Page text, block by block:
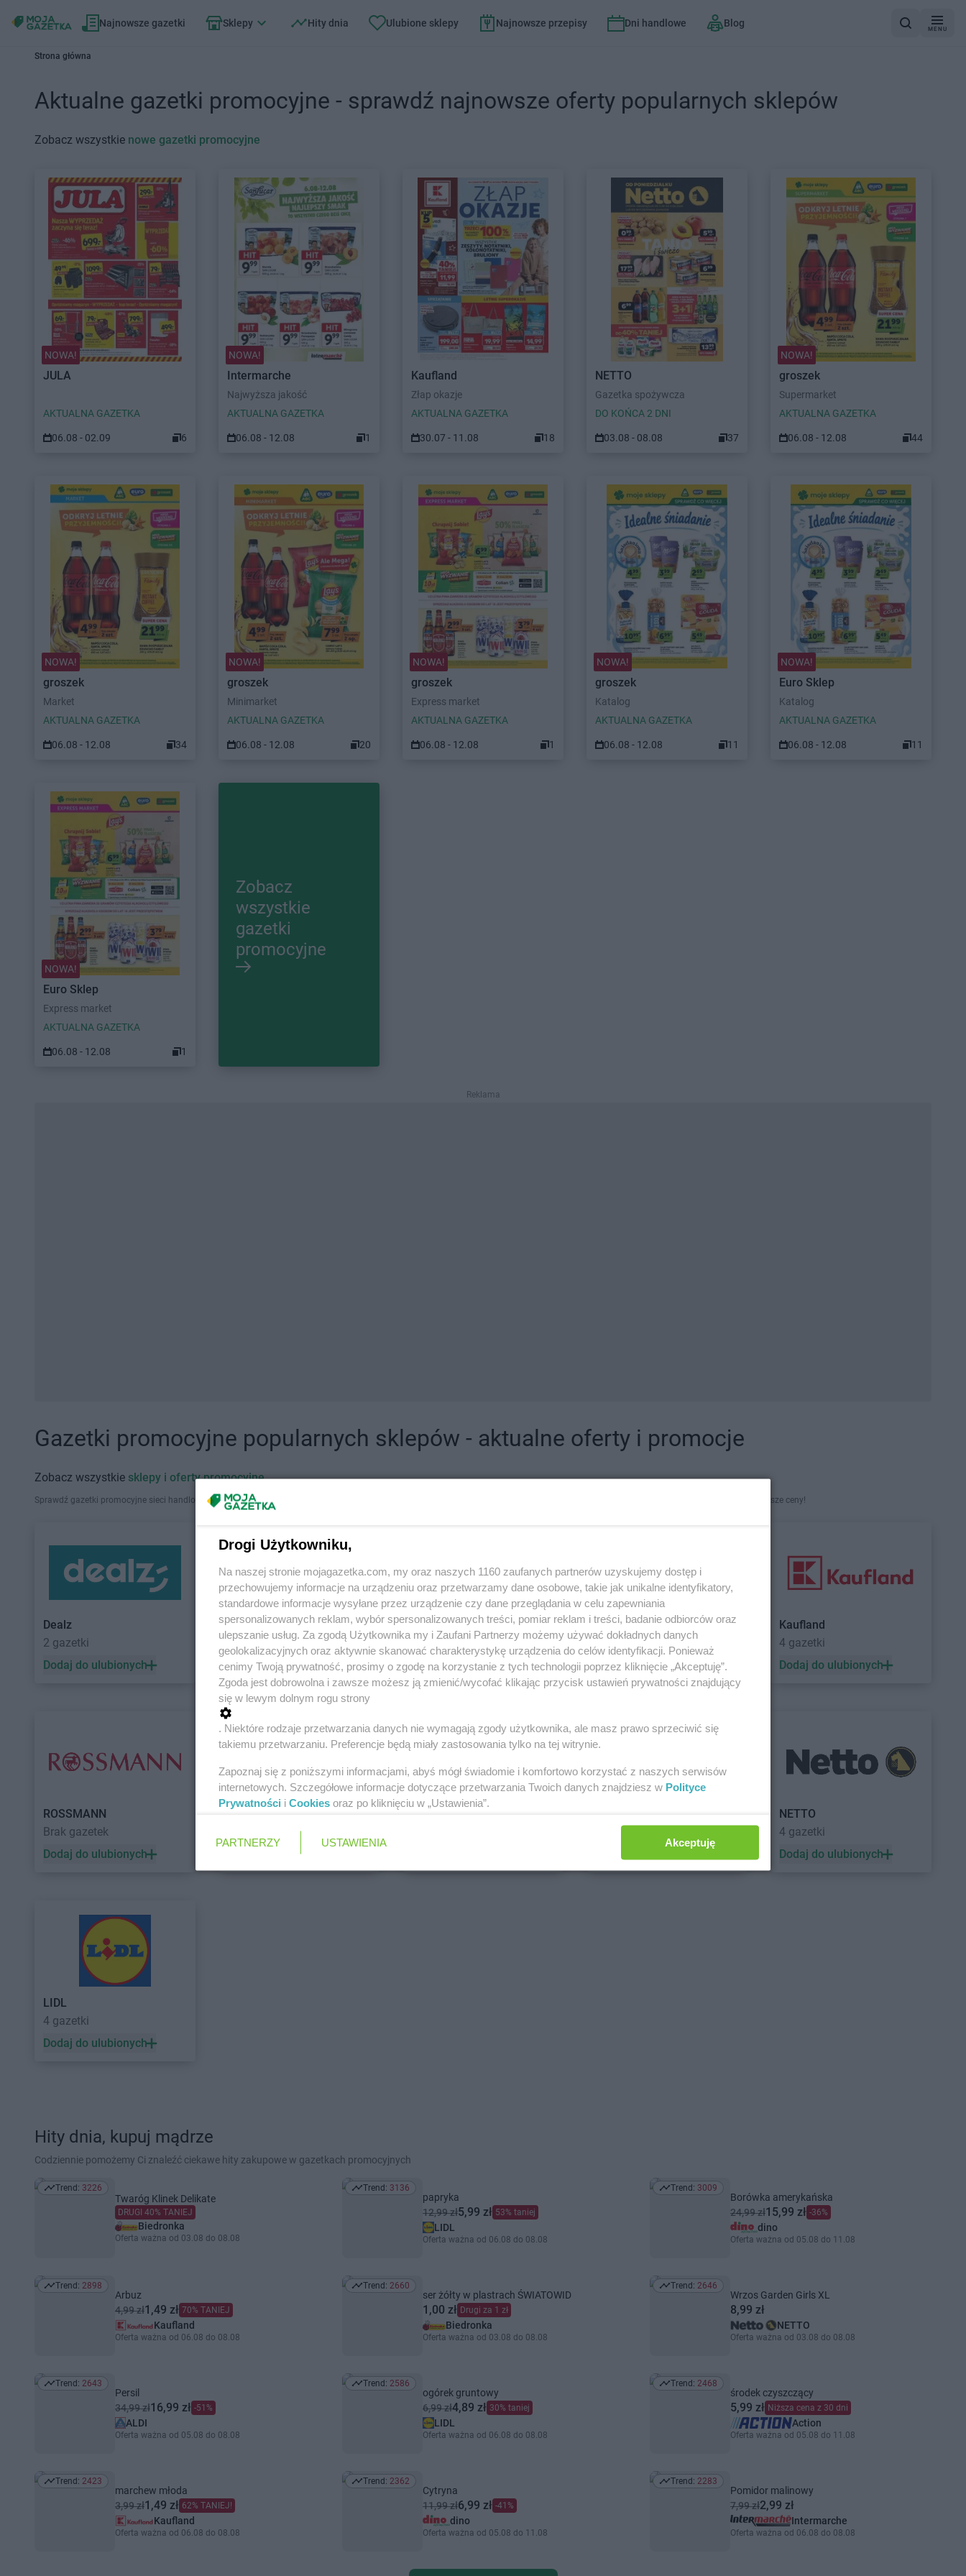
Najnowsze gazetki Sklepy Hity dnia Ulubione sklepy Najnowsze przepisy Dni handlowe Blog
MENU
Strona główna
Aktualne gazetki promocyjne - sprawdź najnowsze oferty popularnych sklepów
Zobacz wszystkie nowe gazetki promocyjne
NOWA!
JULA
AKTUALNA GAZETKA
06.08 - 02.09 6
NOWA!
Intermarche
Najwyższa jakość
AKTUALNA GAZETKA
06.08 - 12.08 1
Kaufland
Złap okazje
AKTUALNA GAZETKA
30.07 - 11.08 18
NETTO
Gazetka spożywcza
DO KOŃCA 2 DNI
03.08 - 08.08 37
NOWA!
groszek
Supermarket
AKTUALNA GAZETKA
06.08 - 12.08 44
NOWA!
groszek
Market
AKTUALNA GAZETKA
06.08 - 12.08 34
NOWA!
groszek
Minimarket
AKTUALNA GAZETKA
06.08 - 12.08 20
NOWA!
groszek
Express market
AKTUALNA GAZETKA
06.08 - 12.08 1
NOWA!
groszek
Katalog
AKTUALNA GAZETKA
06.08 - 12.08 11
NOWA!
Euro Sklep
Katalog
AKTUALNA GAZETKA
06.08 - 12.08 11
NOWA!
Euro Sklep
Express market
AKTUALNA GAZETKA
06.08 - 12.08 1
Zobacz
wszystkie
gazetki
promocyjne
Reklama
Gazetki promocyjne popularnych sklepów - aktualne oferty i promocje
Zobacz wszystkie sklepy i oferty promocyjne
Sprawdź gazetki promocyjne sieci handlowych, które działają w Polsce. Znajdziesz tutaj sklepy należące do lokalnych sieci oraz duże, znane super- i hipermarkety. Najlepsze promocje i najniższe ceny!
Dealz
2 gazetki
Dodaj do ulubionych
POLOmarket
10 gazetek
Dodaj do ulubionych
PEPCO
Brak gazetek
Dodaj do ulubionych
dino
1 gazetka
Dodaj do ulubionych
Kaufland
4 gazetki
Dodaj do ulubionych
ROSSMANN
Brak gazetek
Dodaj do ulubionych
Auchan
Dodaj do ulubionych
9 gazetek
NETTO
4 gazetki
Dodaj do ulubionych
LIDL
4 gazetki
Dodaj do ulubionych
Hity dnia, kupuj mądrze
Codziennie pomożemy Ci znaleźć ciekawe hity zakupowe w gazetkach promocyjnych
Trend: 3226
Trend: 3226
Twaróg Klinek Delikate
DRUGI 40% TANIEJ
Biedronka
Oferta ważna od 03.08 do 08.08
Trend: 3136
Trend: 3136
papryka
12,99 zł5,99 zł 53% taniej
LIDL
Oferta ważna od 06.08 do 08.08
Trend: 3009
Trend: 3009
Borówka amerykańska
24,99 zł15,99 zł -36%
dino
Oferta ważna od 05.08 do 11.08
Trend: 2898
Trend: 2898
Arbuz
4,99 zł1,49 zł 70% TANIEJ
Kaufland
Oferta ważna od 06.08 do 08.08
Trend: 2660
Trend: 2660
ser żółty w plastrach ŚWIATOWID
1,00 zł Drugi za 1 zł
Biedronka
Oferta ważna od 03.08 do 08.08
Trend: 2646
Trend: 2646
Wrzos Garden Girls XL
8,99 zł
NETTO
Oferta ważna od 03.08 do 08.08
Trend: 2643
Trend: 2643
Persil
34,99 zł16,99 zł -51%
ALDI
Oferta ważna od 05.08 do 08.08
Trend: 2586
Trend: 2586
ogórek gruntowy
6,99 zł4,89 zł 30% taniej
LIDL
Oferta ważna od 06.08 do 08.08
Trend: 2468
Trend: 2468
środek czyszczący
5,99 zł Niższa cena z 30 dni
Action
Oferta ważna od 05.08 do 11.08
Trend: 2423
Trend: 2423
marchew młoda
3,99 zł1,49 zł 62% TANIEJ!
Kaufland
Oferta ważna od 06.08 do 08.08
Trend: 2362
Trend: 2362
Cytryna
11,99 zł6,99 zł -41%
dino
Oferta ważna od 05.08 do 11.08
Trend: 2283
Trend: 2283
Pomidor malinowy
7,99 zł2,99 zł
Intermarche
Oferta ważna od 06.08 do 08.08
Drogi Użytkowniku,
Na naszej stronie mojagazetka.com, my oraz naszych 1160 zaufanych partnerów uzyskujemy dostęp i
przechowujemy informacje na urządzeniu oraz przetwarzamy dane osobowe, takie jak unikalne identyfikatory,
standardowe informacje wysyłane przez urządzenie czy dane przeglądania w celu zapewniania
spersonalizowanych reklam, wybór spersonalizowanych treści, pomiar reklam i treści, badanie odbiorców oraz
ulepszanie usług. Za zgodą Użytkownika my i Zaufani Partnerzy możemy używać dokładnych danych
geolokalizacyjnych oraz aktywnie skanować charakterystykę urządzenia do celów identyfikacji. Ponieważ
cenimy Twoją prywatność, prosimy o zgodę na korzystanie z tych technologii poprzez kliknięcie „Akceptuję”.
Zgoda jest dobrowolna i zawsze możesz ją zmienić/wycofać klikając przycisk ustawień prywatności znajdujący
się w lewym dolnym rogu strony
. Niektóre rodzaje przetwarzania danych nie wymagają zgody użytkownika, ale masz prawo sprzeciwić się
takiemu przetwarzaniu. Preferencje będą miały zastosowania tylko na tej witrynie.
Zapoznaj się z poniższymi informacjami, abyś mógł świadomie i komfortowo korzystać z naszych serwisów
internetowych. Szczegółowe informacje dotyczące przetwarzania Twoich danych znajdziesz w Polityce
Prywatności i Cookies oraz po kliknięciu w „Ustawienia”.
PARTNERZY USTAWIENIA Akceptuję